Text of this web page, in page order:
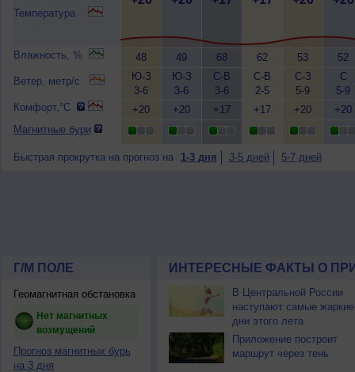
Температура
Влажность, %
Ветер, метр/с
Комфорт,°C
Магнитные бури
48
Ю-З
3-6
+20
49
Ю-З
3-6
+20
68
С-В
3-6
+17
62
С-В
2-5
+17
53
С-З
5-9
+20
52
С
5-9
+20
Быстрая прокрутка на прогноз на 1-3 дня 3-5 дней 5-7 дней
Г/М ПОЛЕ
Геомагнитная обстановка
Нет магнитных
возмущений
Прогноз магнитных бурь
на 3 дня
ИНТЕРЕСНЫЕ ФАКТЫ О
В Центральной России
наступают самые жаркие
дни этого лета
Приложение построит
маршрут через тень